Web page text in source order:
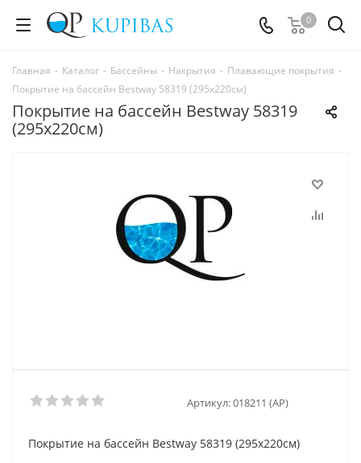
0
Главная - Каталог - Бассейны - Накрытия - Плавающие покрытия -
Покрытие на бассейн Bestway 58319 (295х220см)
Покрытие на бассейн Bestway 58319
(295х220см)
Артикул:018211 (AP)
Покрытие на бассейн Bestway 58319 (295х220см)